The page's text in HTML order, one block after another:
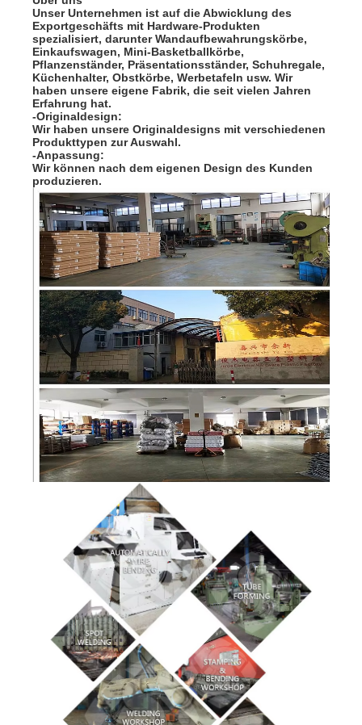
Unser Unternehmen ist auf die Abwicklung des
Exportgeschäfts mit Hardware-Produkten
spezialisiert, darunter Wandaufbewahrungskörbe,
Einkaufswagen, Mini-Basketballkörbe,
Pflanzenständer, Präsentationsständer, Schuhregale,
Küchenhalter, Obstkörbe, Werbetafeln usw. Wir
haben unsere eigene Fabrik, die seit vielen Jahren
Erfahrung hat.
-Originaldesign:
Wir haben unsere Originaldesigns mit verschiedenen
Produkttypen zur Auswahl.
-Anpassung:
Wir können nach dem eigenen Design des Kunden
produzieren.